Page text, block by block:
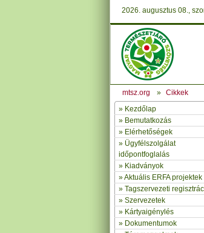
2026. augusztus 08.,
mtsz.org » Cikkek
» Kezdőlap
» Bemutatkozás
» Elérhetőségek
» Ügyfélszolgálat
időpontfoglalás
» Kiadványok
»Aktuális ERFA projektek
» Tagszervezeti
» Szervezetek
» Kártyaigénylés
» Dokumentumok